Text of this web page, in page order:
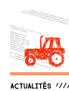
Actualités